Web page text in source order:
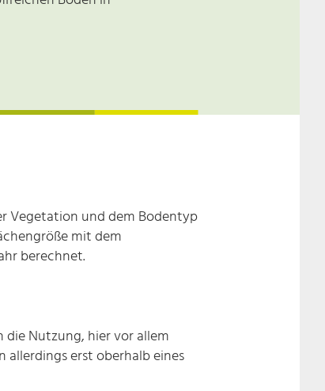
Vegetation und dem Bodentyp
mit dem
berechnet.
die Nutzung, hier vor allem
erst oberhalb eines